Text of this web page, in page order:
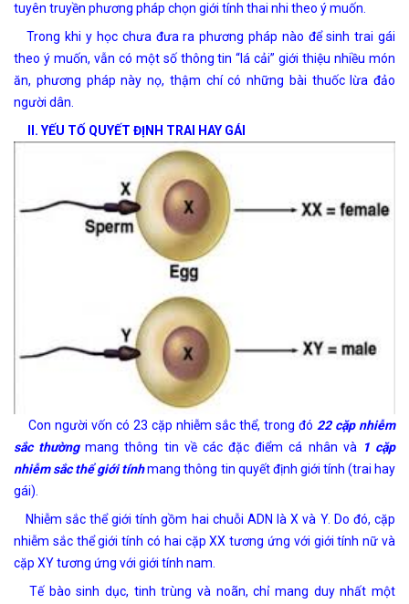
tuyên truyền phương pháp chọn giới tính thai nhi theo ý muốn.
Trong khi y học chưa đưa ra phương pháp nào để sinh trai gái
theo ý muốn, vẫn có một số thông tin “lá cải” giới thiệu nhiều món
ăn, phương pháp này nọ, thậm chí có những bài thuốc lừa đảo
người dân.
II. YẾU TỐ QUYẾT ĐỊNH TRAI HAY GÁI
Con người vốn có 23 cặp nhiễm sắc thể, trong đó 22 cặp nhiễm
sắc thườngmang thông tin về các đặc điểm cá nhân và
1 cặp
nhiễm sắc thể giới tínhmang thông tin quyết định giới tính (trai hay
gái).
Nhiễm sắc thể giới tính gồm hai chuỗi ADN là X và Y. Do đó, cặp
nhiễm sắc thể giới tính có hai cặp XX tương ứng với giới tính nữ và
cặp XY tương ứng với giới tính nam.
Tế bào sinh dục, tinh trùng và noãn, chỉ mang duy nhất một